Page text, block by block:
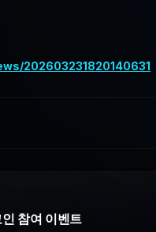
202603231820140631
참여 이벤트